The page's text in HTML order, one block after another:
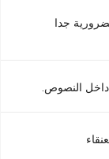
جدا
النصوص.